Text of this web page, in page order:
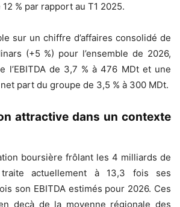
% par rapport au T1 2025.
sur un chiffre d’affaires consolidé de
(+5 %) pour l’ensemble de 2026,
l’EBITDA de 3,7 % à 476 MDt et une
part du groupe de 3,5 % à 300 MDt.
attractive dans un contexte
boursière frôlant les 4 milliards de
actuellement à 13,3 fois ses
son EBITDA estimés pour 2026. Ces
deçà de la moyenne régionale des